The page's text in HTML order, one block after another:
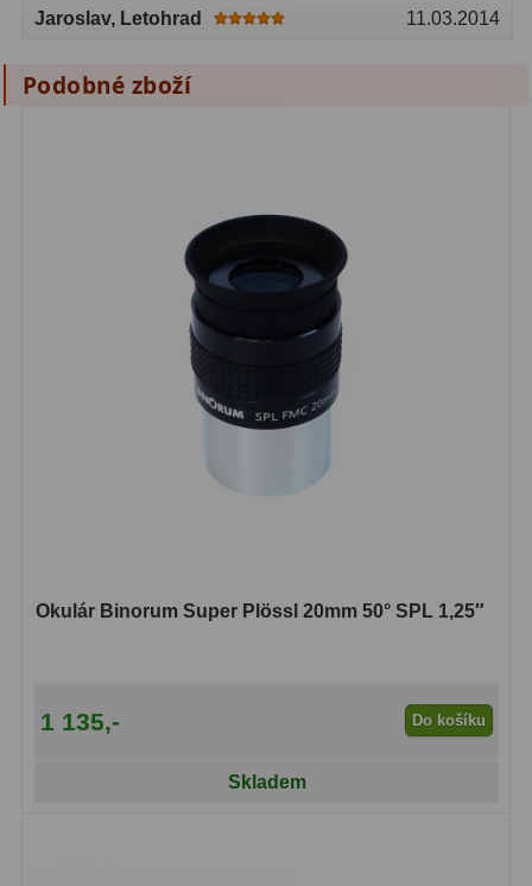
Příslušenství16
Teploměry a vlhkoměry
Jaroslav, Letohrad 11.03.2014
Podobné zboží
Okulár Binorum Super Plössl 20mm 50° SPL 1,25″
1 135,- Do košíku
Skladem